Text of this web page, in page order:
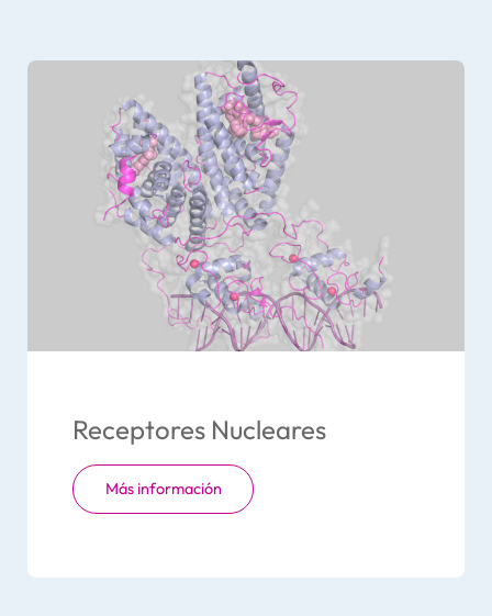
Receptores Nucleares
Más información